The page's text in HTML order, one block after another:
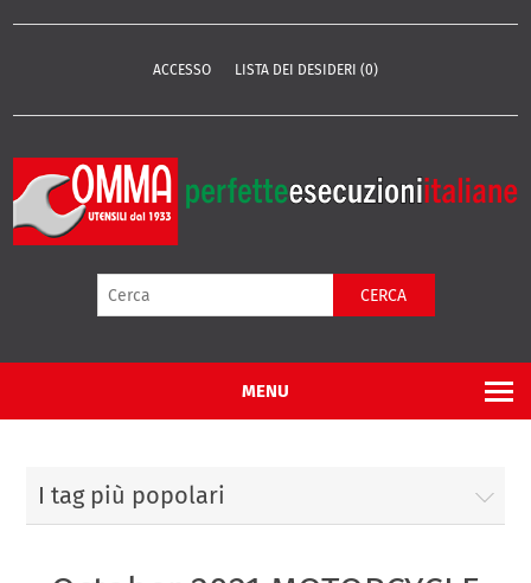
ACCESSO LISTA DEI DESIDERI (0)
CERCA
MENU
I tag più popolari